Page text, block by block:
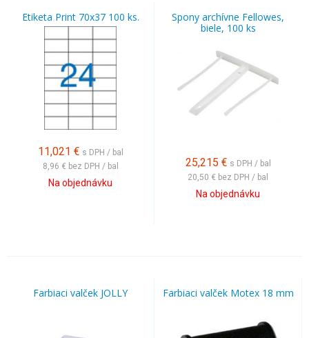
Etiketa Print 70x37 100 ks.
11,021 € s DPH / bal
8,96 € bez DPH / bal
Na objednávku
Spony archívne Fellowes,
biele, 100 ks
25,215 € s DPH / bal
20,50 € bez DPH / bal
Na objednávku
Farbiaci valček JOLLY Farbiaci valček Motex 18 mm